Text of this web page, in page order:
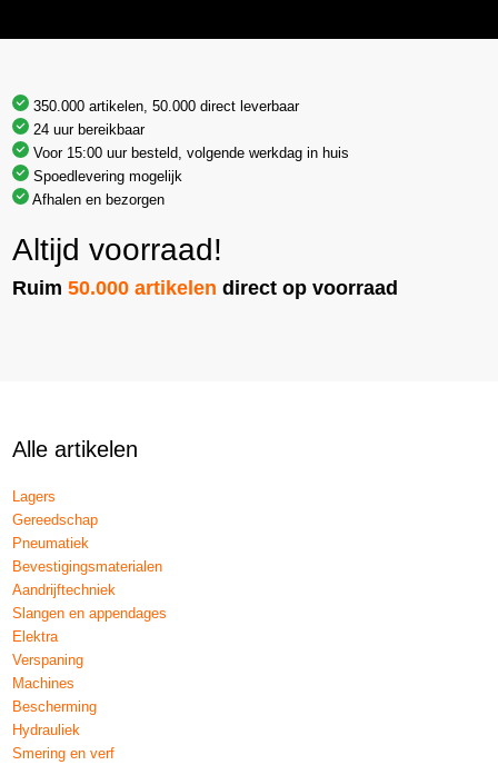
350.000 artikelen, 50.000 direct leverbaar
24 uur bereikbaar
Voor 15:00 uur besteld, volgende werkdag in huis
Spoedlevering mogelijk
Afhalen en bezorgen
Altijd voorraad!
Ruim50.000 artikelen direct op voorraad
Alle artikelen
Lagers
Gereedschap
Pneumatiek
Bevestigingsmaterialen
Aandrijftechniek
Slangen en appendages
Elektra
Verspaning
Machines
Bescherming
Hydrauliek
Smering en verf